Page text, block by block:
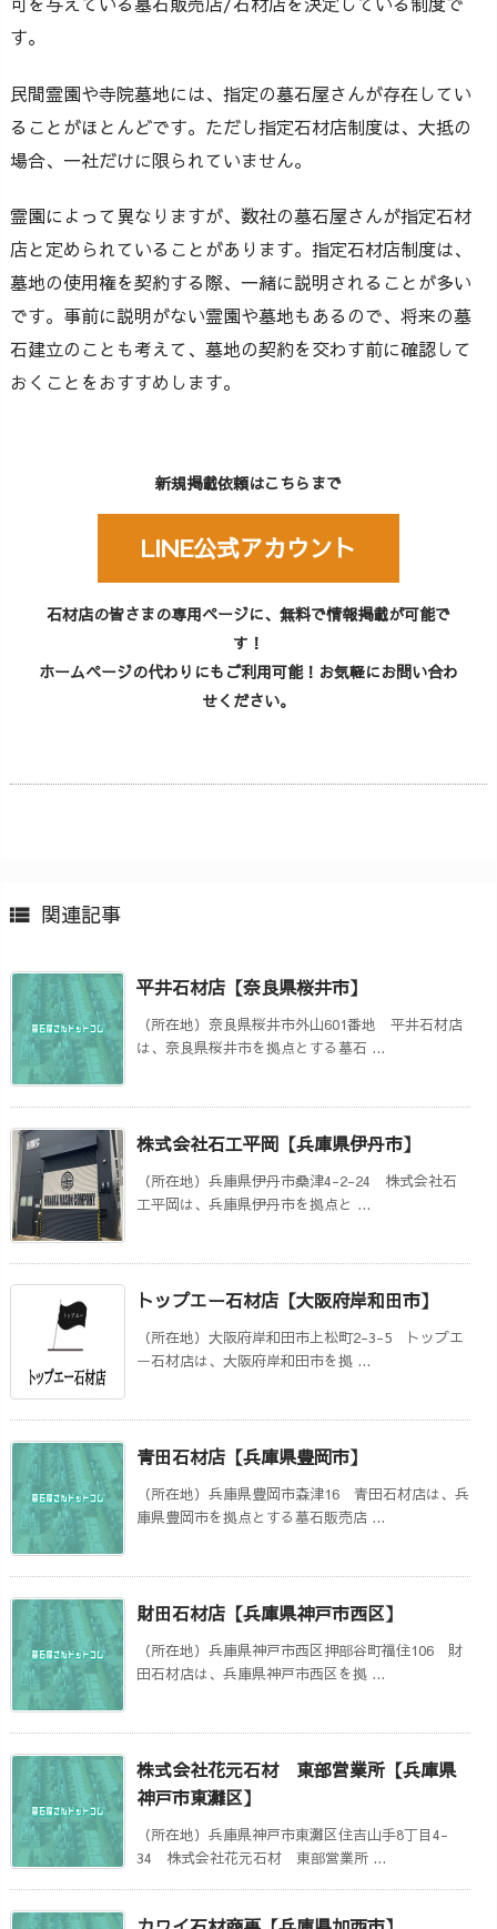
す。
民間霊園や寺院墓地には、指定の墓石屋さんが存在してい
ることがほとんどです。ただし指定石材店制度は、大抵の
場合、一社だけに限られていません。
霊園によって異なりますが、数社の墓石屋さんが指定石材
店と定められていることがあります。指定石材店制度は、
墓地の使用権を契約する際、一緒に説明されることが多い
です。事前に説明がない霊園や墓地もあるので、将来の墓
石建立のことも考えて、墓地の契約を交わす前に確認して
おくことをおすすめします。
新規掲載依頼はこちらまで
LINE公式アカウント
石材店の皆さまの専用ページに、無料で情報掲載が可能で
す！
ホームページの代わりにもご利用可能！お気軽にお問い合わ
せください。
 関連記事
平井石材店【奈良県桜井市】
（所在地）奈良県桜井市外山601番地 平井石材店
は、奈良県桜井市を拠点とする墓石 ...
株式会社石工平岡【兵庫県伊丹市】
（所在地）兵庫県伊丹市桑津4-2-24 株式会社石
工平岡は、兵庫県伊丹市を拠点と ...
トップエー石材店【大阪府岸和田市】
（所在地）大阪府岸和田市上松町2-3-5 トップエ
ー石材店は、大阪府岸和田市を拠 ...
青田石材店【兵庫県豊岡市】
（所在地）兵庫県豊岡市森津16 青田石材店は、兵
庫県豊岡市を拠点とする墓石販売店 ...
財田石材店【兵庫県神戸市西区】
（所在地）兵庫県神戸市西区押部谷町福住106 財
田石材店は、兵庫県神戸市西区を拠 ...
株式会社花元石材 東部営業所【兵庫県
神戸市東灘区】
（所在地）兵庫県神戸市東灘区住吉山手8丁目4-
34 株式会社花元石材 東部営業所 ...